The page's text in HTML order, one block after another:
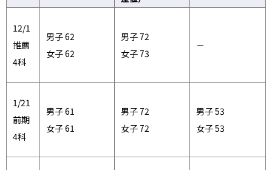
12/1
推薦
4科
男子 62
女子 62
男子 72
女子 73
－
1/21
前期
4科
男子 61
女子 61
男子 72
女子 72
男子 53
女子 53